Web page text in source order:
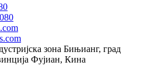
зона Бињианг, град
Фујиан, Кина